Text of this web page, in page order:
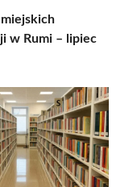
miejskich
w Rumi – lipiec